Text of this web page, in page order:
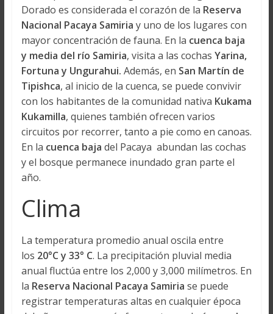
Dorado es considerada el corazón de la Reserva
Nacional Pacaya Samiria y uno de los lugares con
mayor concentración de fauna. En la cuenca baja
y media del río Samiria, visita a las cochas Yarina,
Fortuna y Ungurahui. Además, en San Martín de
Tipishca, al inicio de la cuenca, se puede convivir
con los habitantes de la comunidad nativa Kukama
Kukamilla, quienes también ofrecen varios
circuitos por recorrer, tanto a pie como en canoas.
En la cuenca baja del Pacaya abundan las cochas
y el bosque permanece inundado gran parte el
año.
Clima
La temperatura promedio anual oscila entre
los 20°C y 33° C. La precipitación pluvial media
anual fluctúa entre los 2,000 y 3,000 milímetros. En
la Reserva Nacional Pacaya Samiria se puede
registrar temperaturas altas en cualquier época